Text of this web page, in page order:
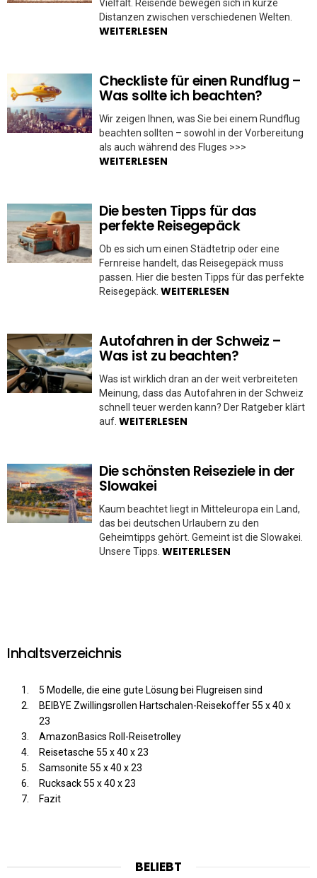
Vielfalt. Reisende bewegen sich in kurze
Distanzen zwischen verschiedenen Welten.
WEITERLESEN
Checkliste für einen Rundflug –
Was sollte ich beachten?
Wir zeigen Ihnen, was Sie bei einem Rundflug
beachten sollten – sowohl in der Vorbereitung
als auch während des Fluges >>>
WEITERLESEN
Die besten Tipps für das
perfekte Reisegepäck
Ob es sich um einen Städtetrip oder eine
Fernreise handelt, das Reisegepäck muss
passen. Hier die besten Tipps für das perfekte
Reisegepäck. WEITERLESEN
Autofahren in der Schweiz –
Was ist zu beachten?
Was ist wirklich dran an der weit verbreiteten
Meinung, dass das Autofahren in der Schweiz
schnell teuer werden kann? Der Ratgeber klärt
auf. WEITERLESEN
Die schönsten Reiseziele in der
Slowakei
Kaum beachtet liegt in Mitteleuropa ein Land,
das bei deutschen Urlaubern zu den
Geheimtipps gehört. Gemeint ist die Slowakei.
Unsere Tipps. WEITERLESEN
Inhaltsverzeichnis
5 Modelle, die eine gute Lösung bei Flugreisen sind
BEIBYE Zwillingsrollen Hartschalen-Reisekoffer 55 x 40 x
23
AmazonBasics Roll-Reisetrolley
Reisetasche 55 x 40 x 23
Samsonite 55 x 40 x 23
Rucksack 55 x 40 x 23
Fazit
BELIEBT